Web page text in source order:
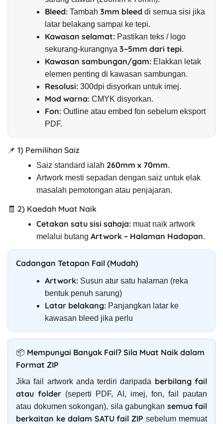
Bleed: Tambah 3mm bleed di semua sisi jika
latar belakang sampai ke tepi.
Kawasan selamat: Pastikan teks / logo
sekurang-kurangnya 3–5mm dari tepi.
Kawasan sambungan/gam: Elakkan letak
elemen penting di kawasan sambungan.
Resolusi: 300dpi disyorkan untuk imej.
Mod warna: CMYK disyorkan.
Fon: Outline atau embed fon sebelum eksport
PDF.
📌 1) Pemilihan Saiz
Saiz standard ialah 260mm x 70mm.
Artwork mesti sepadan dengan saiz untuk elak
masalah pemotongan atau penjajaran.
🧾 2) Kaedah Muat Naik
Cetakan satu sisi sahaja: muat naik artwork
melalui butang Artwork – Halaman Hadapan.
Cadangan Tetapan Fail (Mudah)
Artwork: Susun atur satu halaman (reka
bentuk penuh sarung)
Latar belakang: Panjangkan latar ke
kawasan bleed jika perlu
📦 Mempunyai Banyak Fail? Sila Muat Naik dalam
Format ZIP
Jika fail artwork anda terdiri daripada berbilang fail
atau folder (seperti PDF, AI, imej, fon, fail pautan
atau dokumen sokongan), sila gabungkan semua fail
berkaitan ke dalam SATU fail ZIP sebelum memuat